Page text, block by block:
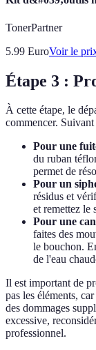
TonerPartner
5.99 EuroVoir le
Étape 3 :
À cette étape, le
commencer.
Pour une
du ruban
permet de
Pour un
résidus et
et remettez le
Pour une
faites des
le bouchon.
de l'eau
Il est important de
pas les éléments,
des dommages
excessive,
professionnel.